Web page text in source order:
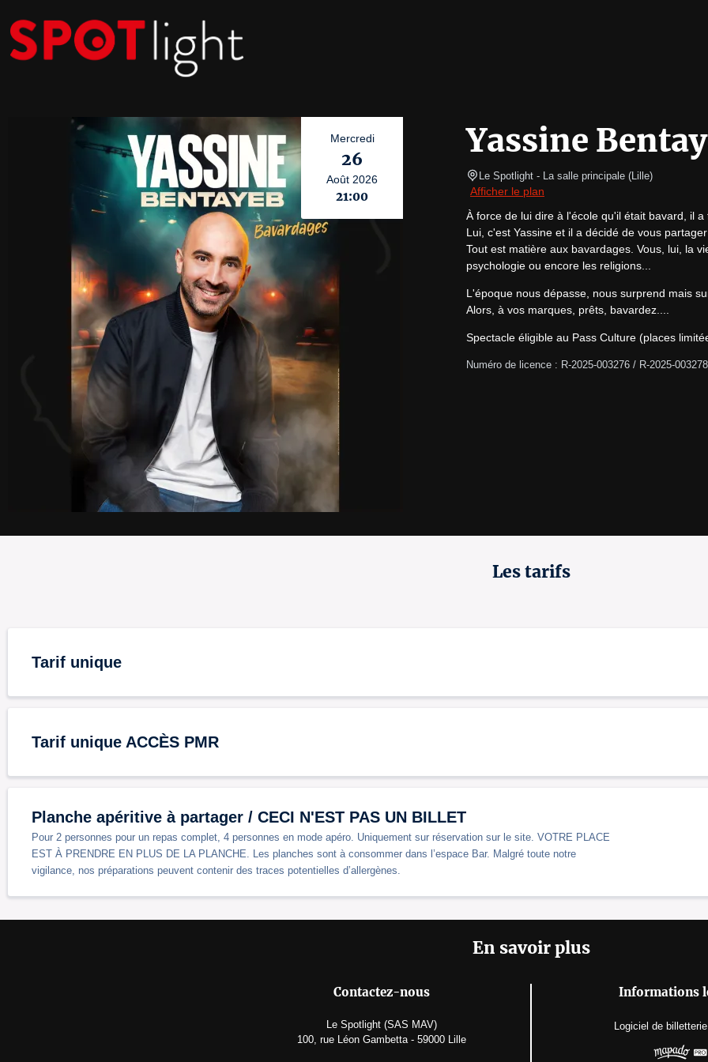
Mercredi
26
Août 2026
21:00
Yassine
Le Spotlight - La salle principale (Lille)
Afficher le plan
À force de lui dire à l'école qu'il était bavard, il a
Lui, c'est Yassine et il a décidé de vous
Tout est matière aux bavardages. Vous, lui, la
psychologie ou encore les religions...
L'époque nous dépasse, nous surprend mais
Alors, à vos marques, prêts, bavardez....
Spectacle éligible au Pass Culture (places
Numéro de licence : R-2025-003276 / R-2025-003278
Les tarifs
Tarif unique
Tarif unique ACCÈS PMR
Planche apéritive à partager / CECI N'EST PAS UN BILLET
Pour 2 personnes pour un repas complet, 4 personnes en mode apéro. Uniquement sur réservation sur le site. VOTRE PLACE
EST À PRENDRE EN PLUS DE LA PLANCHE. Les planches sont à consommer dans l’espace Bar. Malgré toute notre
vigilance, nos préparations peuvent contenir des traces potentielles d’allergènes.
En savoir plus
Contactez-nous
Le Spotlight (SAS MAV)
100, rue Léon Gambetta - 59000 Lille
Informations
Logiciel de billetterie